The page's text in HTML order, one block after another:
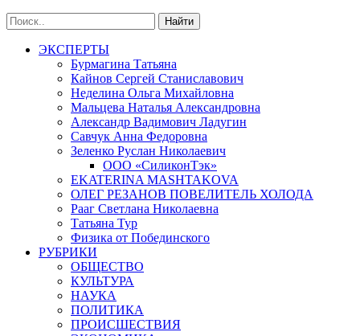
ЭКСПЕРТЫ
Бурмагина Татьяна
Кайнов Сергей Станиславович
Неделина Ольга Михайловна
Мальцева Наталья Александровна
Александр Вадимович Ладугин
Савчук Анна Федоровна
Зеленко Руслан Николаевич
ООО «СиликонТэк»
EKATERINA MASHTAKOVA
ОЛЕГ РЕЗАНОВ ПОВЕЛИТЕЛЬ ХОЛОДА
Рааг Светлана Николаевна
Татьяна Тур
Физика от Побединского
РУБРИКИ
ОБЩЕСТВО
КУЛЬТУРА
НАУКА
ПОЛИТИКА
ПРОИСШЕСТВИЯ